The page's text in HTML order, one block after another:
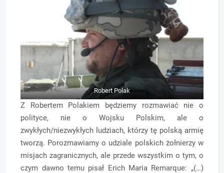
Robert Polak
Z Robertem Polakiem będziemy rozmawiać nie o
polityce, nie o Wojsku Polskim, ale o
zwykłych/niezwykłych ludziach, którzy tę polską armię
tworzą. Porozmawiamy o udziale polskich żołnierzy w
misjach zagranicznych, ale przede wszystkim o tym, o
czym dawno temu pisał Erich Maria Remarque: „(…)